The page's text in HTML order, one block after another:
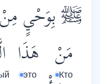
ﷺ بِوَحْيٍ مِنْ
مَنْ
Кто
هَذَا
это